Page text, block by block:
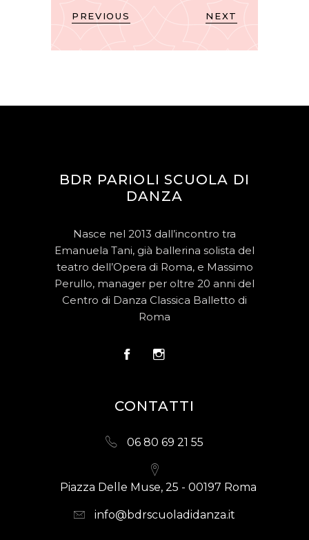
PREVIOUS NEXT
BDR PARIOLI SCUOLA DI
DANZA
Nasce nel 2013 dall’incontro tra
Emanuela Tani, già ballerina solista del
teatro dell’Opera di Roma, e Massimo
Perullo, manager per oltre 20 anni del
Centro di Danza Classica Balletto di
Roma
CONTATTI
06 80 69 21 55
Piazza Delle Muse, 25 - 00197 Roma
info@bdrscuoladidanza.it